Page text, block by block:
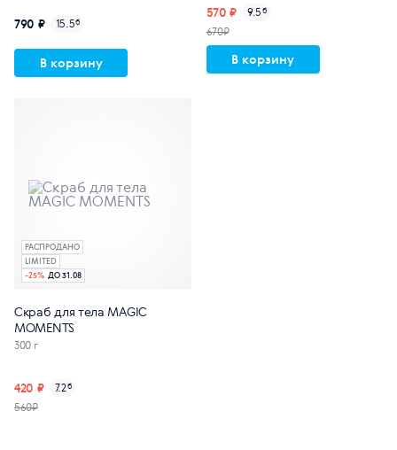
790 ₽ 15.5б
В корзину
570 ₽ 9.5б
670₽
В корзину
-25% ДО 31.08
LIMITED
РАСПРОДАНО
Скраб для тела MAGIC
MOMENTS
300 г
420 ₽ 7.2б
560₽